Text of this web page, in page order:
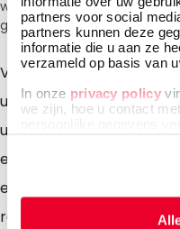
partners voor social
partners kunnen deze
informatie die u aan ze
verzameld op basis van
In onze privacy policy
we zijn, hoe u contact
wordt bij het afrekenen
gebracht.
Voor hoogwaardige
u bij
uitgebreide assortiment
een snelle levering.
en kwaliteiten om uw
respectvol te maken.